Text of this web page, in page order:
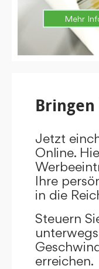
Mehr
Bringen
Jetzt
Online.
Ihre
in die
Steuern
erreichen.